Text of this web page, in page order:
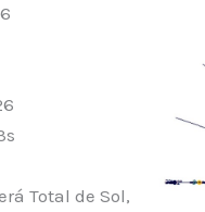
Total de Sol,